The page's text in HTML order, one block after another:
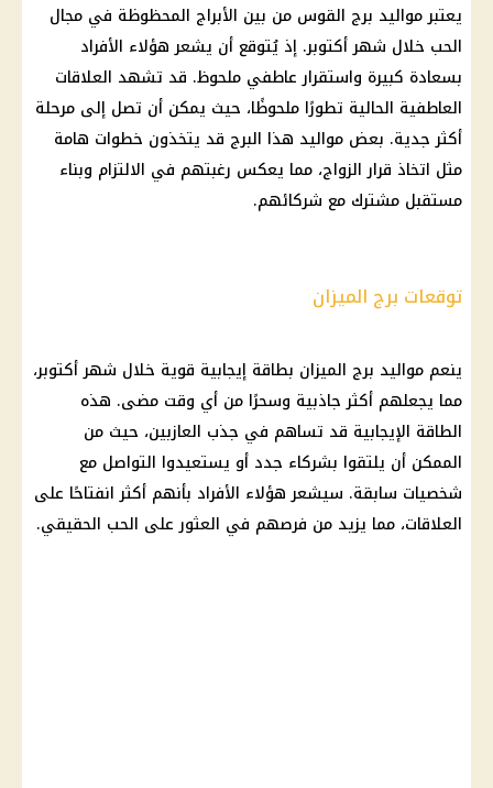
يعتبر مواليد برج القوس من بين الأبراج المحظوظة في مجال
الحب خلال شهر أكتوبر. إذ يُتوقع أن يشعر هؤلاء الأفراد
بسعادة كبيرة واستقرار عاطفي ملحوظ. قد تشهد العلاقات
العاطفية الحالية تطورًا ملحوظًا، حيث يمكن أن تصل إلى مرحلة
أكثر جدية. بعض مواليد هذا البرج قد يتخذون خطوات هامة
مثل اتخاذ قرار الزواج، مما يعكس رغبتهم في الالتزام وبناء
مستقبل مشترك مع شركائهم.
توقعات برج الميزان
ينعم مواليد برج الميزان بطاقة إيجابية قوية خلال شهر أكتوبر،
مما يجعلهم أكثر جاذبية وسحرًا من أي وقت مضى. هذه
الطاقة الإيجابية قد تساهم في جذب العازبين، حيث من
الممكن أن يلتقوا بشركاء جدد أو يستعيدوا التواصل مع
شخصيات سابقة. سيشعر هؤلاء الأفراد بأنهم أكثر انفتاحًا على
العلاقات، مما يزيد من فرصهم في العثور على الحب الحقيقي.